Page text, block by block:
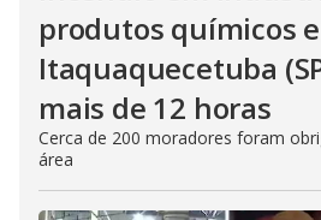
produtos químicos
Itaquaquecetuba
mais de 12 horas
Cerca de 200 moradores foram
área